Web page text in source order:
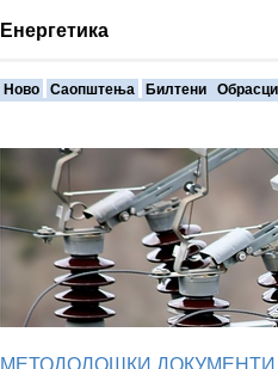
Енергетика
Ново Саопштења Билтени Обрасци
МЕТОДОЛОШКИ ДОКУМЕНТИ